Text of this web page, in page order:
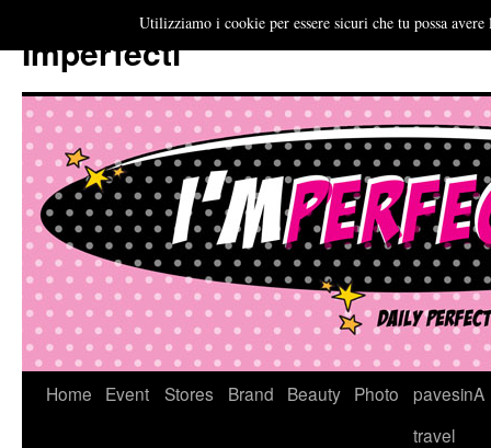
Imperfecti
VaiHome Event Stores Brand Beauty Photo
pavesinA
travel
Utilizziamo i cookie per essere sicuri che tu possa